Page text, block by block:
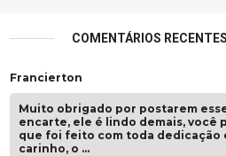
COMENTÁRIOS RECENTES
Francierton
Muito obrigado por postarem
encarte, ele é lindo demais, você
que foi feito com toda dedicação
carinho, o …